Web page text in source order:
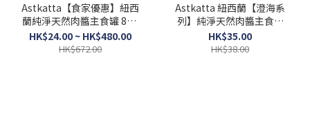
Astkatta【食家優惠】紐西
蘭純淨天然肉醬主食罐 80g
x 24罐 (平均口味)
HK$24.00 ~ HK$480.00
HK$672.00
Astkatta 紐西蘭【澄海系
列】純淨天然肉醬主食罐
180g - 鯖魚&三文魚&紐西蘭
藍鱈魚
HK$35.00
HK$38.00